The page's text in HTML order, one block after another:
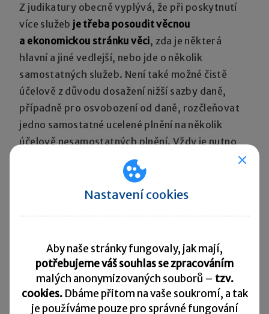
Z judikatury obecně vyplývá, že při poskytnutí
více služeb je třeba posoudit věcnou
a ekonomickou stránku věci, zda je některá
hlavní a jiné vedlejší, nebo jde o několik
samostatných služeb. Není také možné čistě
účelově z důvodu dosažení nižší sazby daně,
případně pro osvobození od daně, rozčleňovat
jedno samostatné ucelené plnění na několik
účelově nesamostatných plnění. Vždy je nutno
vycházet a respektovat ekonomickou podstatu
poskytovaných plnění.
Aby bylo možné určit, zda se jedná z pohledu
DPH o jedno plnění skládající se z několika
služeb (hlavní a vedlejší), nebo se jedná
o více samostatných plnění,
musí se
vycházet:
Nastavení cookies
Aby naše stránky fungovaly, jak mají,
potřebujeme váš souhlas se zpracováním
malých anonymizovaných souborů – tzv.
cookies. Dbáme přitom na vaše soukromí, a tak
je používáme pouze pro správné fungování